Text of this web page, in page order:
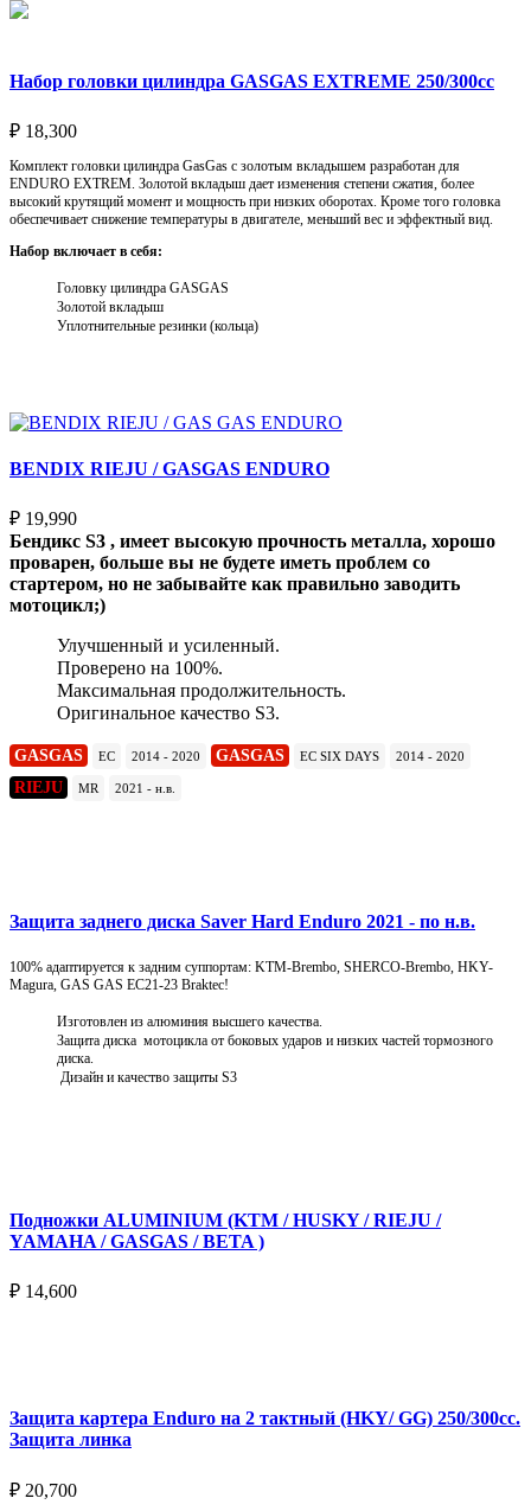
Набор головки цилиндра GASGAS EXTREME 250/300cc
₽ 18,300
Комплект головки цилиндра GasGas с золотым вкладышем разработан для
ENDURO EXTREM. Золотой вкладыш дает изменения степени сжатия, более
высокий крутящий момент и мощность при низких оборотах. Кроме того головка
обеспечивает снижение температуры в двигателе, меньший вес и эффектный вид.
Набор включает в себя:
Головку цилиндра GASGAS
Золотой вкладыш
Уплотнительные резинки (кольца)
BENDIX RIEJU / GASGAS ENDURO
₽ 19,990
Бендикс S3 , имеет высокую прочность металла, хорошо
проварен, больше вы не будете иметь проблем со
стартером, но не забывайте как правильно заводить
мотоцикл;)
Улучшенный и усиленный.
Проверено на 100%.
Максимальная продолжительность.
Оригинальное качество S3.
GASGAS EC 2014 - 2020 GASGAS EC SIX DAYS 2014 - 2020
RIEJU MR 2021 - н.в.
Защита заднего диска Saver Hard Enduro 2021 - по н.в.
100% адаптируется к задним суппортам: KTM-Brembo, SHERCO-Brembo, HKY-
Magura, GAS GAS EC21-23 Braktec!
Изготовлен из алюминия высшего качества.
Защита диска мотоцикла от боковых ударов и низких частей тормозного
диска.
Дизайн и качество защиты S3
Подножки ALUMINIUM (KTM / HUSKY / RIEJU /
YAMAHA / GASGAS / BETA )
₽ 14,600
Защита картера Enduro на 2 тактный (HKY/ GG) 250/300cc.
Защита линка
₽ 20,700